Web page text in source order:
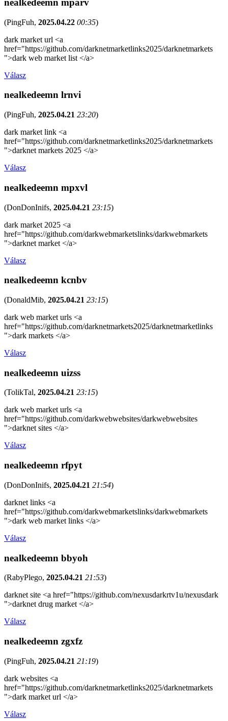
nealkedeemn mparv
(PingFuh, 2025.04.22 00:35)
dark market url <a
href="https://github.com/darknetmarketlinks2025/darknetmarkets
">dark web market list </a>
Válasz
nealkedeemn lrnvi
(PingFuh, 2025.04.21 23:20)
dark market link <a
href="https://github.com/darknetmarketlinks2025/darknetmarkets
">darknet markets 2025 </a>
Válasz
nealkedeemn mpxvl
(DonDonInifs, 2025.04.21 23:15)
dark market 2025 <a
href="https://github.com/darkwebmarketslinks/darkwebmarkets
">darknet market </a>
Válasz
nealkedeemn kcnbv
(DonaldMib, 2025.04.21 23:15)
dark web market urls <a
href="https://github.com/darknetmarkets2025/darknetmarketlinks
">dark markets </a>
Válasz
nealkedeemn uizss
(TolikTal, 2025.04.21 23:15)
dark web market urls <a
href="https://github.com/darkwebwebsites/darkwebwebsites
">darknet sites </a>
Válasz
nealkedeemn rfpyt
(DonDonInifs, 2025.04.21 21:54)
darknet links <a
href="https://github.com/darkwebmarketslinks/darkwebmarkets
">dark web market links </a>
Válasz
nealkedeemn bbyoh
(RabyPlego, 2025.04.21 21:53)
darknet site <a href="https://github.com/nexusdarkrtv1u/nexusdark
">darknet drug market </a>
Válasz
nealkedeemn zgxfz
(PingFuh, 2025.04.21 21:19)
dark websites <a
href="https://github.com/darknetmarketlinks2025/darknetmarkets
">dark market url </a>
Válasz